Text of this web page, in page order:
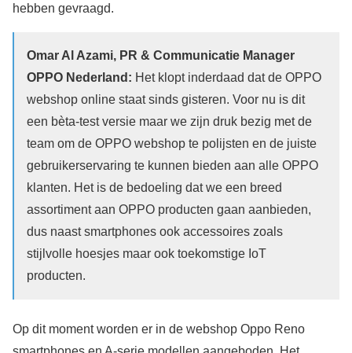
hebben gevraagd.
Omar Al Azami, PR & Communicatie Manager
OPPO Nederland: Het klopt inderdaad dat de OPPO
webshop online staat sinds gisteren. Voor nu is dit
een bèta-test versie maar we zijn druk bezig met de
team om de OPPO webshop te polijsten en de juiste
gebruikerservaring te kunnen bieden aan alle OPPO
klanten. Het is de bedoeling dat we een breed
assortiment aan OPPO producten gaan aanbieden,
dus naast smartphones ook accessoires zoals
stijlvolle hoesjes maar ook toekomstige IoT
producten.
Op dit moment worden er in de webshop Oppo Reno